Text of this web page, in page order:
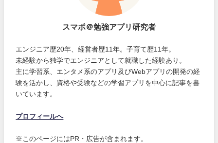
スマポ＠勉強アプリ研究者
エンジニア歴20年、経営者歴11年。子育て歴11年。
未経験から独学でエンジニアとして就職した経験あり。
主に学習系、エンタメ系のアプリ及びWebアプリの開発の経
験を活かし、資格や受験などの学習アプリを中心に記事を書
いています。
プロフィールへ
※このページにはPR・広告が含まれます。